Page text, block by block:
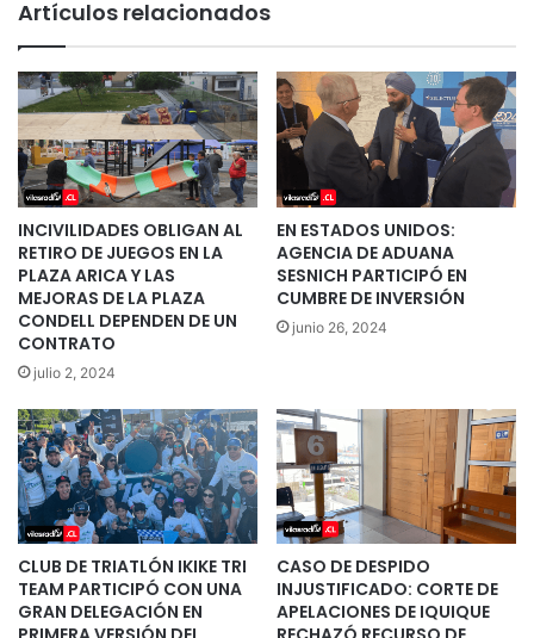
Artículos relacionados
INCIVILIDADES OBLIGAN AL
RETIRO DE JUEGOS EN LA
PLAZA ARICA Y LAS
MEJORAS DE LA PLAZA
CONDELL DEPENDEN DE UN
CONTRATO
julio 2, 2024
EN ESTADOS UNIDOS:
AGENCIA DE ADUANA
SESNICH PARTICIPÓ EN
CUMBRE DE INVERSIÓN
junio 26, 2024
CLUB DE TRIATLÓN IKIKE TRI
TEAM PARTICIPÓ CON UNA
GRAN DELEGACIÓN EN
CASO DE DESPIDO
INJUSTIFICADO: CORTE DE
APELACIONES DE IQUIQUE